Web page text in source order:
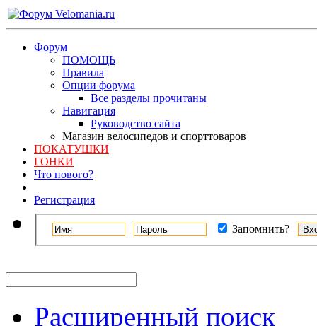
Форум
ПОМОЩЬ
Правила
Опции форума
Все разделы прочитаны
Навигация
Руководство сайта
Магазин велосипедов и спорттоваров
ПОКАТУШКИ
ГОНКИ
Что нового?
Регистрация
Запомнить?
Расширенный поиск